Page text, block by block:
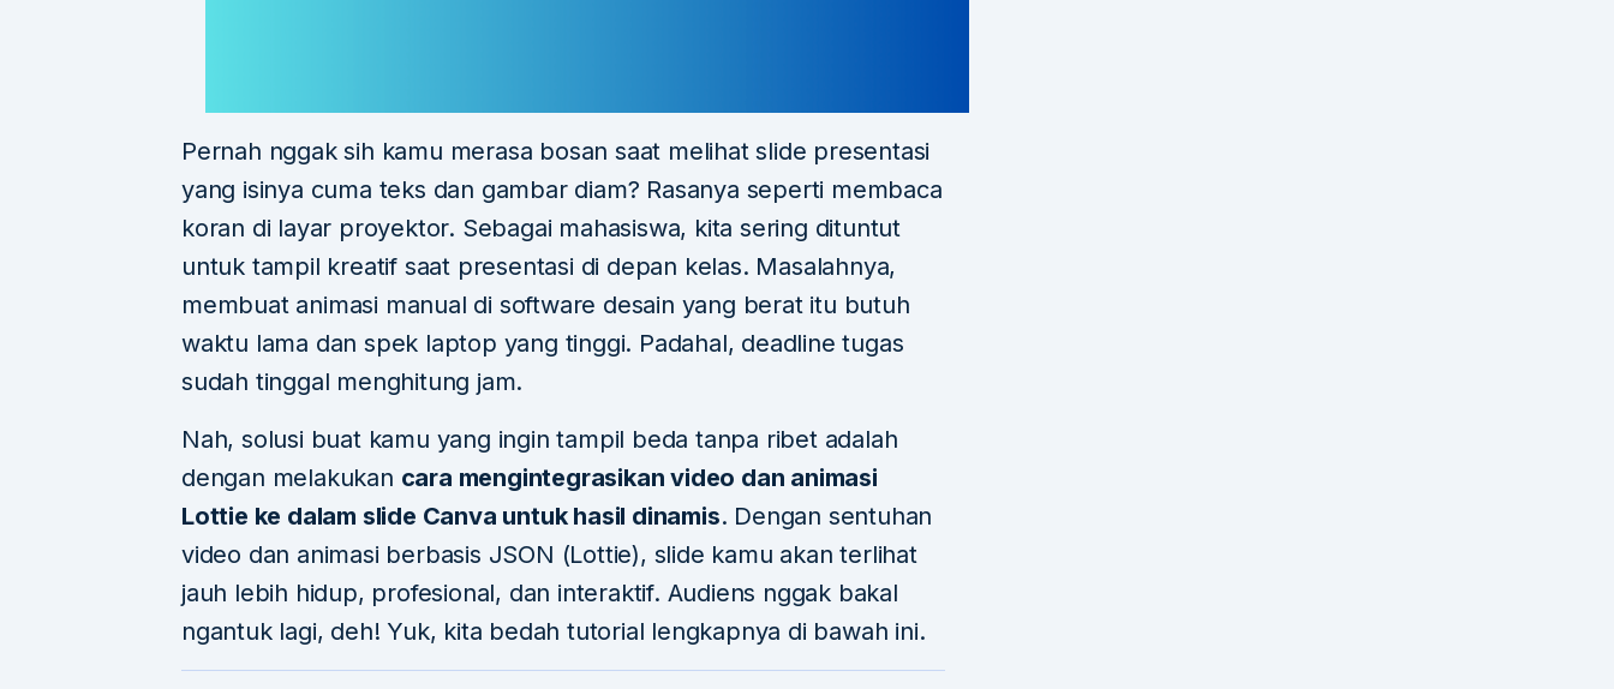
Pernah nggak sih kamu merasa bosan saat melihat slide presentasi
yang isinya cuma teks dan gambar diam? Rasanya seperti membaca
koran di layar proyektor. Sebagai mahasiswa, kita sering dituntut
untuk tampil kreatif saat presentasi di depan kelas. Masalahnya,
membuat animasi manual di software desain yang berat itu butuh
waktu lama dan spek laptop yang tinggi. Padahal, deadline tugas
sudah tinggal menghitung jam.
Nah, solusi buat kamu yang ingin tampil beda tanpa ribet adalah
dengan melakukan cara mengintegrasikan video dan animasi
Lottie ke dalam slide Canva untuk hasil dinamis. Dengan sentuhan
video dan animasi berbasis JSON (Lottie), slide kamu akan terlihat
jauh lebih hidup, profesional, dan interaktif. Audiens nggak bakal
ngantuk lagi, deh! Yuk, kita bedah tutorial lengkapnya di bawah ini.